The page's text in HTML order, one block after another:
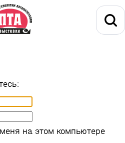
на этом компьютере